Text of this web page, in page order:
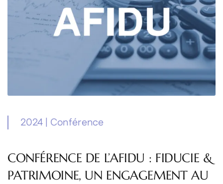
2024 | Conférence
CONFÉRENCE DE L’AFIDU : FIDUCIE &
PATRIMOINE, UN ENGAGEMENT AU